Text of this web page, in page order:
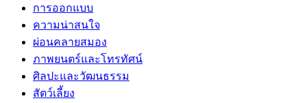
การออกแบบ
ความน่าสนใจ
ผ่อนคลายสมอง
ภาพยนตร์และโทรทัศน์
ศิลปะและวัฒนธรรม
สัตว์เลี้ยง